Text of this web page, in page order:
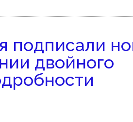
подписали
двойного